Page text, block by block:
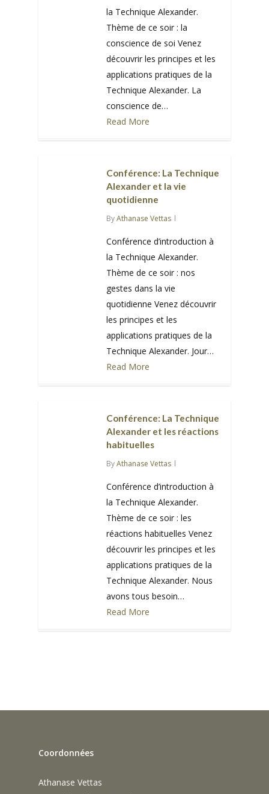
la Technique Alexander.
Thème de ce soir : la
conscience de soi Venez
découvrir les principes et les
applications pratiques de la
Technique Alexander. La
conscience de…
Read More
Conférence: La Technique
Alexander et la vie
quotidienne
ByAthanase Vettas
Conférence d’introduction à
la Technique Alexander.
Thème de ce soir : nos
gestes dans la vie
quotidienne Venez découvrir
les principes et les
applications pratiques de la
Technique Alexander. Jour…
Read More
Conférence: La Technique
Alexander et les réactions
habituelles
ByAthanase Vettas
Conférence d’introduction à
la Technique Alexander.
Thème de ce soir : les
réactions habituelles Venez
découvrir les principes et les
applications pratiques de la
Technique Alexander. Nous
avons tous besoin…
Read More
Coordonnées
Athanase Vettas